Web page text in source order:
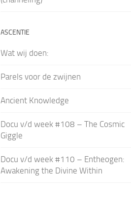
ASCENTIE
Wat wij doen:
Parels voor de zwijnen
Ancient Knowledge
Docu v/d week #108 – The Cosmic
Giggle
Docu v/d week #110 – Entheogen:
Awakening the Divine Within